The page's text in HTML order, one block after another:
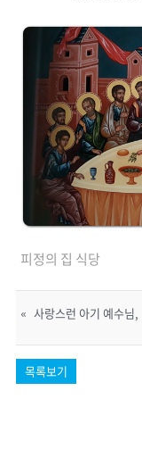
피정의 집 식당
« 사랑스런 아기 예수님,
목록보기